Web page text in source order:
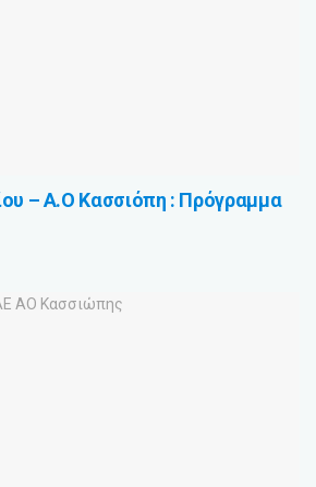
– Α.Ο Κασσιόπη : Πρόγραμμα